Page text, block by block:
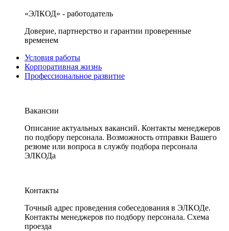
«ЭЛКОД» - работодатель
Доверие, партнерство и гарантии проверенные
временем
Условия работы
Корпоративная жизнь
Профессиональное развитие
Вакансии
Описание актуальных вакансий. Контакты менеджеров
по подбору персонала. Возможность отправки Вашего
резюме или вопроса в службу подбора персонала
ЭЛКОДа
Контакты
Точный адрес проведения собеседования в ЭЛКОДе.
Контакты менеджеров по подбору персонала. Схема
проезда